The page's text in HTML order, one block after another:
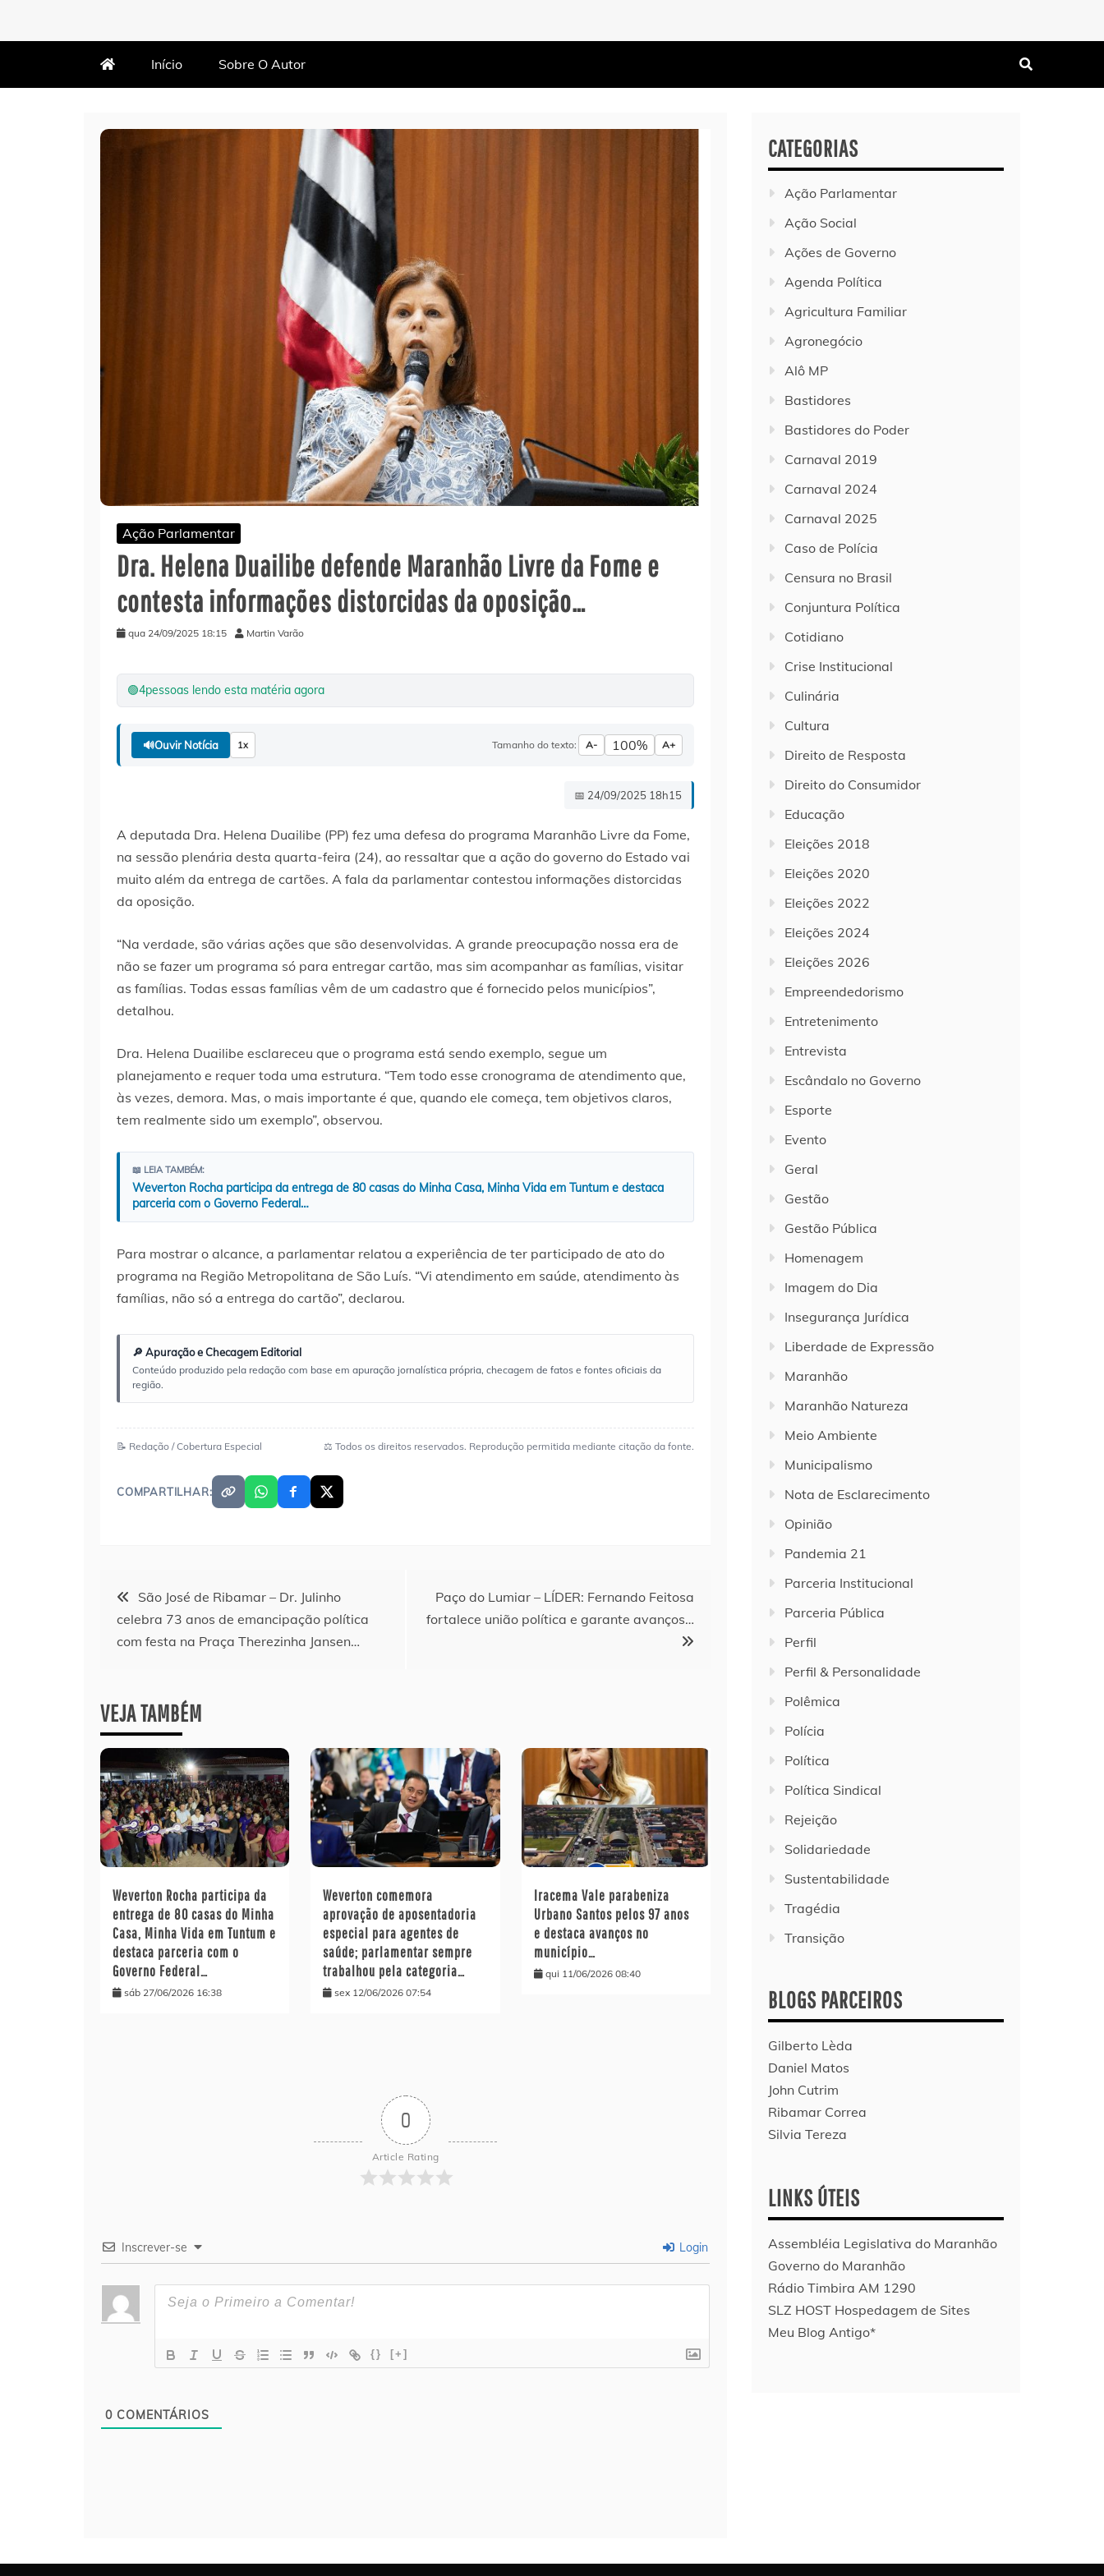
Início Sobre O Autor
Ação Parlamentar
Dra. Helena Duailibe defende Maranhão Livre da Fome e
contesta informações distorcidas da oposição…
qua 24/09/2025 18:15 Martin Varão
🟢4pessoas lendo esta matéria agora
🔊Ouvir Notícia 1x Tamanho do texto: A- 100% A+
📅 24/09/2025 18h15
A deputada Dra. Helena Duailibe (PP) fez uma defesa do programa Maranhão Livre da Fome,
na sessão plenária desta quarta-feira (24), ao ressaltar que a ação do governo do Estado vai
muito além da entrega de cartões. A fala da parlamentar contestou informações distorcidas
da oposição.
“Na verdade, são várias ações que são desenvolvidas. A grande preocupação nossa era de
não se fazer um programa só para entregar cartão, mas sim acompanhar as famílias, visitar
as famílias. Todas essas famílias vêm de um cadastro que é fornecido pelos municípios”,
detalhou.
Dra. Helena Duailibe esclareceu que o programa está sendo exemplo, segue um
planejamento e requer toda uma estrutura. “Tem todo esse cronograma de atendimento que,
às vezes, demora. Mas, o mais importante é que, quando ele começa, tem objetivos claros,
tem realmente sido um exemplo”, observou.
📖 LEIA TAMBÉM:
Weverton Rocha participa da entrega de 80 casas do Minha Casa, Minha Vida em Tuntum e destaca
parceria com o Governo Federal…
Para mostrar o alcance, a parlamentar relatou a experiência de ter participado de ato do
programa na Região Metropolitana de São Luís. “Vi atendimento em saúde, atendimento às
famílias, não só a entrega do cartão”, declarou.
🔎 Apuração e Checagem Editorial
Conteúdo produzido pela redação com base em apuração jornalística própria, checagem de fatos e fontes oficiais da
região.
📝 Redação / Cobertura Especial ⚖️ Todos os direitos reservados. Reprodução permitida mediante citação da fonte.
COMPARTILHAR:
Navegação
de
São José de Ribamar – Dr. Julinho
celebra 73 anos de emancipação política
com festa na Praça Therezinha Jansen…
Paço do Lumiar – LÍDER: Fernando Feitosa
fortalece união política e garante avanços…
VEJA TAMBÉM
Weverton Rocha participa da
entrega de 80 casas do Minha
Casa, Minha Vida em Tuntum e
destaca parceria com o
Governo Federal…
sáb 27/06/2026 16:38
Weverton comemora
aprovação de aposentadoria
especial para agentes de
saúde; parlamentar sempre
trabalhou pela categoria…
sex 12/06/2026 07:54
Iracema Vale parabeniza
Urbano Santos pelos 97 anos
e destaca avanços no
município…
qui 11/06/2026 08:40
0
Article Rating
Inscrever-se Login
{} [+]
0 COMENTÁRIOS
CATEGORIAS
Ação Parlamentar
Ação Social
Ações de Governo
Agenda Política
Agricultura Familiar
Agronegócio
Alô MP
Bastidores
Bastidores do Poder
Carnaval 2019
Carnaval 2024
Carnaval 2025
Caso de Polícia
Censura no Brasil
Conjuntura Política
Cotidiano
Crise Institucional
Culinária
Cultura
Direito de Resposta
Direito do Consumidor
Educação
Eleições 2018
Eleições 2020
Eleições 2022
Eleições 2024
Eleições 2026
Empreendedorismo
Entretenimento
Entrevista
Escândalo no Governo
Esporte
Evento
Geral
Gestão
Gestão Pública
Homenagem
Imagem do Dia
Insegurança Jurídica
Liberdade de Expressão
Maranhão
Maranhão Natureza
Meio Ambiente
Municipalismo
Nota de Esclarecimento
Opinião
Pandemia 21
Parceria Institucional
Parceria Pública
Perfil
Perfil & Personalidade
Polêmica
Polícia
Política
Política Sindical
Rejeição
Solidariedade
Sustentabilidade
Tragédia
Transição
BLOGS PARCEIROS
Gilberto Lèda
Daniel Matos
John Cutrim
Ribamar Correa
Silvia Tereza
LINKS ÚTEIS
Assembléia Legislativa do Maranhão
Governo do Maranhão
Rádio Timbira AM 1290
SLZ HOST Hospedagem de Sites
Meu Blog Antigo*